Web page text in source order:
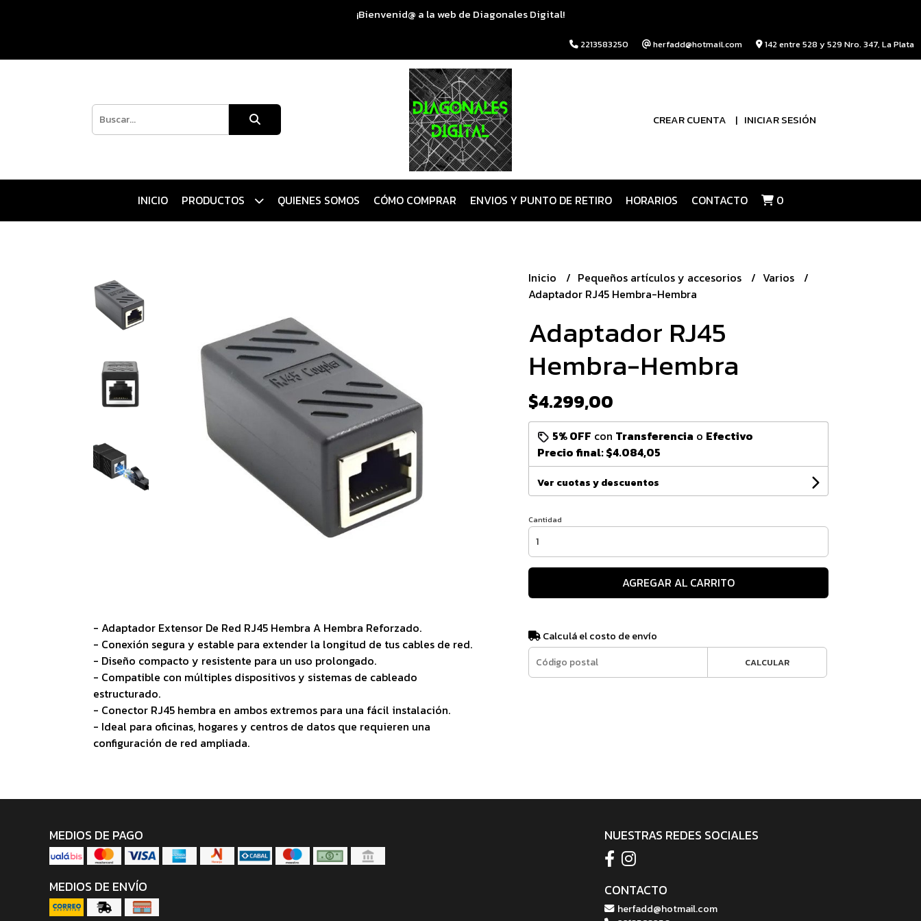
¡Bienvenid@ a la web de Diagonales Digital!
2213583250 herfadd@hotmail.com 142 entre 528 y 529 Nro. 347, La Plata
CREAR CUENTA INICIAR SESIÓN
INICIO PRODUCTOS QUIENES SOMOS CÓMO COMPRAR ENVIOS Y PUNTO DE RETIRO HORARIOS CONTACTO 0
- Adaptador Extensor De Red RJ45 Hembra A Hembra Reforzado.
- Conexión segura y estable para extender la longitud de tus cables de red.
- Diseño compacto y resistente para un uso prolongado.
- Compatible con múltiples dispositivos y sistemas de cableado
estructurado.
- Conector RJ45 hembra en ambos extremos para una fácil instalación.
- Ideal para oficinas, hogares y centros de datos que requieren una
configuración de red ampliada.
Inicio Pequeños artículos y accesorios
Varios
Adaptador RJ45 Hembra-Hembra
Adaptador RJ45
Hembra-Hembra
$4.299,00
5% OFF con Transferencia o Efectivo
Precio final:$4.084,05
Ver cuotas y descuentos
Cantidad
AGREGAR AL CARRITO
Calculá el costo de envío
CALCULAR
MEDIOS DE PAGO
MEDIOS DE ENVÍO
NUESTRAS REDES SOCIALES
CONTACTO
herfadd@hotmail.com